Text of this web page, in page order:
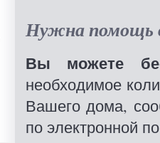
Нужна помощь
Вы можете
необходимое
Вашего дома,
по электронной